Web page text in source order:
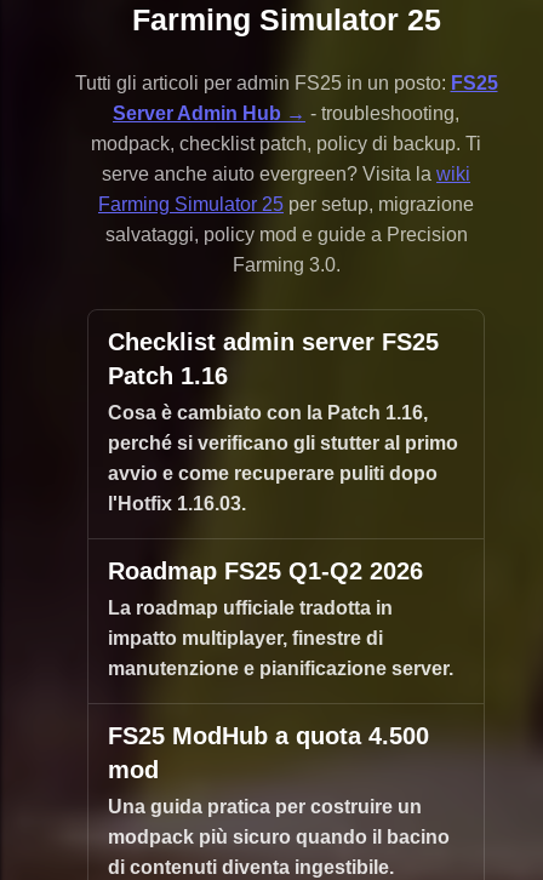
Farming Simulator 25
Tutti gli articoli per admin FS25 in un posto: FS25
Server Admin Hub → - troubleshooting,
modpack, checklist patch, policy di backup. Ti
serve anche aiuto evergreen? Visita la wiki
Farming Simulator 25 per setup, migrazione
salvataggi, policy mod e guide a Precision
Farming 3.0.
Checklist admin server FS25
Patch 1.16
Cosa è cambiato con la Patch 1.16,
perché si verificano gli stutter al primo
avvio e come recuperare puliti dopo
l'Hotfix 1.16.03.
Roadmap FS25 Q1-Q2 2026
La roadmap ufficiale tradotta in
impatto multiplayer, finestre di
manutenzione e pianificazione server.
FS25 ModHub a quota 4.500
mod
Una guida pratica per costruire un
modpack più sicuro quando il bacino
di contenuti diventa ingestibile.